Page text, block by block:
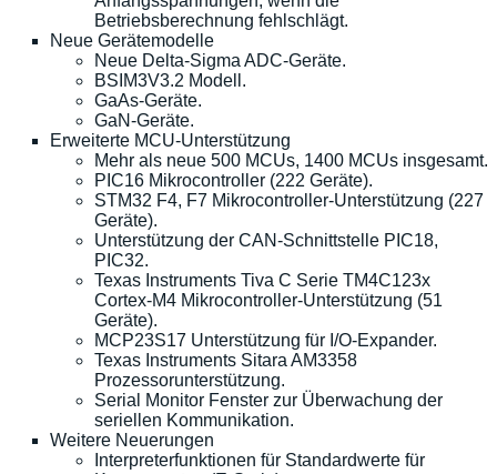
Betriebsberechnung fehlschlägt.
Neue Gerätemodelle
Neue Delta-Sigma ADC-Geräte.
BSIM3V3.2 Modell.
GaAs-Geräte.
GaN-Geräte.
Erweiterte MCU-Unterstützung
Mehr als neue 500 MCUs, 1400 MCUs insgesamt.
PIC16 Mikrocontroller (222 Geräte).
STM32 F4, F7 Mikrocontroller-Unterstützung (227
Geräte).
Unterstützung der CAN-Schnittstelle PIC18,
PIC32.
Texas Instruments Tiva C Serie TM4C123x
Cortex-M4 Mikrocontroller-Unterstützung (51
Geräte).
MCP23S17 Unterstützung für I/O-Expander.
Texas Instruments Sitara AM3358
Prozessorunterstützung.
Serial Monitor Fenster zur Überwachung der
seriellen Kommunikation.
Weitere Neuerungen
Interpreterfunktionen für Standardwerte für